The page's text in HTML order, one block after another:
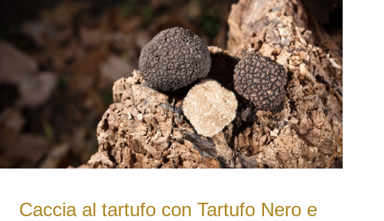
Caccia al tartufo con Tartufo Nero e